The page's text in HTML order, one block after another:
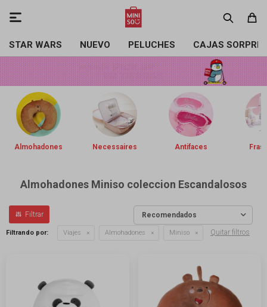
STAR WARS NUEVO PELUCHES CAJAS

Almohadones Necessaires Antifaces
Almohadones Miniso coleccion Escandalosos
Recomendados
Filtrando por: Viajes Almohadones Miniso Quitar filtros